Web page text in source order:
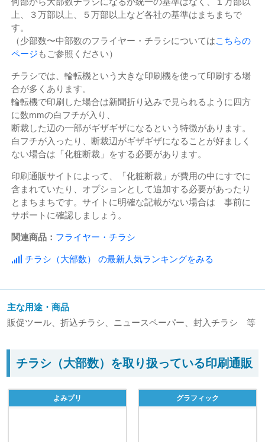
上、３万部以上、５万部以上など各社の基準はまちまちで
す。
（少部数〜中部数のフライヤー・チラシについてはこちらの
ページ もご参照ください）
チラシでは、輪転機という大きな印刷機を使って印刷する場
合が多くあります。
輪転機で印刷した場合は新聞折り込みで見られるように四方
に数mmの白フチが入り、
断裁した辺の一部がギザギザになるという特徴があります。
白フチが入ったり、断裁辺がギザギザになることが好ましく
ない場合は「化粧断裁」をする必要があります。
印刷通販サイトによって、「化粧断裁」が費用の中にすでに
含まれていたり、オプションとして追加する必要があったり
とまちまちです。サイトに明確な記載がない場合は 事前に
サポートに確認しましょう。
関連商品： フライヤー・チラシ
チラシ（大部数） の最新人気ランキングをみる
主な用途・商品
販促ツール、折込チラシ、ニュースペーパー、封入チラシ 等
チラシ（大部数）を取り扱っている印刷通販
よみプリ グラフィック